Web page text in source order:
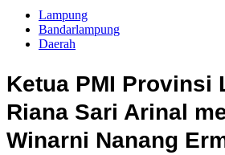
Lampung
Bandarlampung
Daerah
Ketua PMI Provinsi
Riana Sari Arinal
Winarni Nanang